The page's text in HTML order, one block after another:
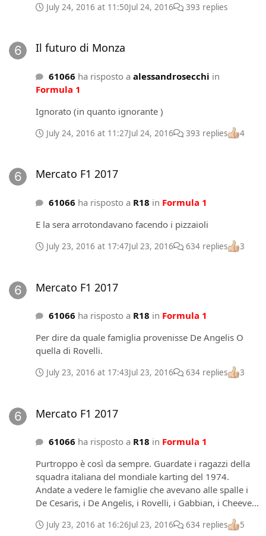
July 24, 2016 at 11:50Jul 24, 2016 393 replies
Il futuro di Monza
61066 ha risposto aalessandrosecchi in
Formula 1
Ignorato (in quanto ignorante )
July 24, 2016 at 11:27Jul 24, 2016 393 replies 4
Mercato F1 2017
61066 ha risposto a R18 in Formula 1
E la sera arrotondavano facendo i pizzaioli
July 23, 2016 at 17:47Jul 23, 2016 634 replies 3
Mercato F1 2017
61066 ha risposto a R18 in Formula 1
Per dire da quale famiglia provenisse De Angelis O
quella di Rovelli.
July 23, 2016 at 17:43Jul 23, 2016 634 replies 3
Mercato F1 2017
61066 ha risposto a R18 in Formula 1
Purtroppo è così da sempre. Guardate i ragazzi della
squadra italiana del mondiale karting del 1974.
Andate a vedere le famiglie che avevano alle spalle i
De Cesaris, i De Angelis, i Rovelli, i Gabbian, i Cheever
(Patrese e Ravaglia non ricordo). Loro sono andati
avanti, gli altri si sono dovuti accontentare di fermarsi
July 23, 2016 at 16:26Jul 23, 2016 634 replies 5